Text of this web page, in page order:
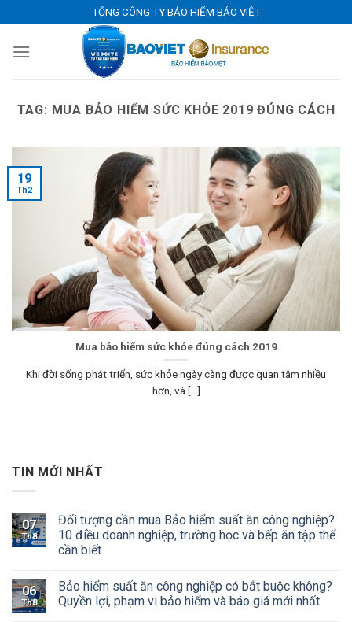
to
content
TỔNG CÔNG TY BẢO HIỂM BẢO VIỆT
TAG: MUA BẢO HIỂM SỨC KHỎE 2019 ĐÚNG CÁCH
Mua bảo hiểm sức khỏe đúng cách 2019
Khi đời sống phát triển, sức khỏe ngày càng được quan tâm nhiều
hơn, và [...]
19
Th2
TIN MỚI NHẤT
07
Th8
Đối tượng cần mua Bảo hiểm suất ăn công nghiệp?
10 điều doanh nghiệp, trường học và bếp ăn tập thể
cần biết
06
Th8
Bảo hiểm suất ăn công nghiệp có bắt buộc không?
Quyền lợi, phạm vi bảo hiểm và báo giá mới nhất